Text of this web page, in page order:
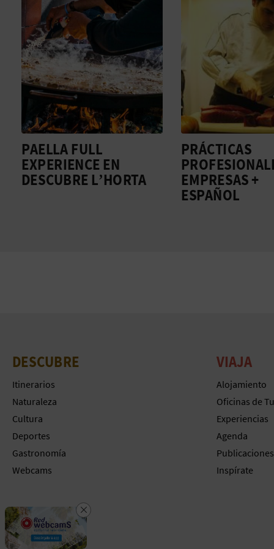
Cerrar
Descarga la app
PAELLA FULL
EXPERIENCE EN
DESCUBRE L’HORTA
PRÁCTICAS
EMPRESAS +
ESPAÑOL
DESCUBRE
Itinerarios
Naturaleza
Cultura
Deportes
Gastronomía
Webcams
VIAJA
Alojamiento
Oficinas de
Experiencias
Agenda
Publicaciones
Inspírate